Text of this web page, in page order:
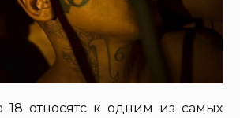
18 относятс к одним из самых